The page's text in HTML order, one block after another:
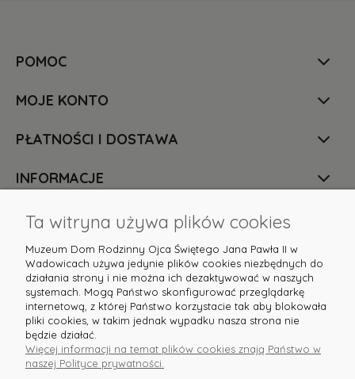
POMOC
MOJE KONTO
PŁATNOŚCI I DOSTAWA
INFORMACJE
O NAS
Masz pytania? Służymy pomocą! Skontaktuj się z
nami:sklep@domjp2.pl lub tel.
Ta witryna używa plików cookies
Muzeum Dom Rodzinny Ojca Świętego Jana Pawła II w
Wadowicach używa jedynie plików cookies niezbędnych do
działania strony i nie można ich dezaktywować w naszych
systemach. Mogą Państwo skonfigurować przeglądarkę
internetową, z której Państwo korzystacie tak aby blokowała
pliki cookies, w takim jednak wypadku nasza strona nie
będzie działać.
Więcej informacji na temat plików cookies znają Państwo w
naszej Polityce prywatności.